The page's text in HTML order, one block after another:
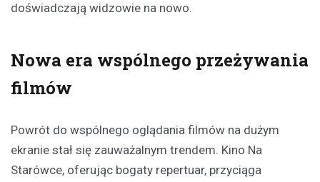
doświadczają widzowie na nowo.
Nowa era wspólnego przeżywania
filmów
Powrót do wspólnego oglądania filmów na dużym
ekranie stał się zauważalnym trendem. Kino Na
Starówce, oferując bogaty repertuar, przyciąga